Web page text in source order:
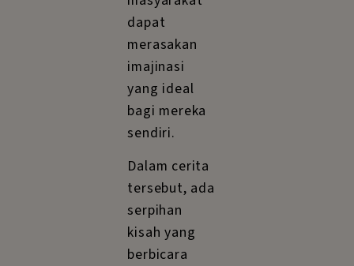
dapat
merasakan
imajinasi
yang ideal
bagi mereka
sendiri.
Dalam cerita
tersebut, ada
serpihan
kisah yang
berbicara